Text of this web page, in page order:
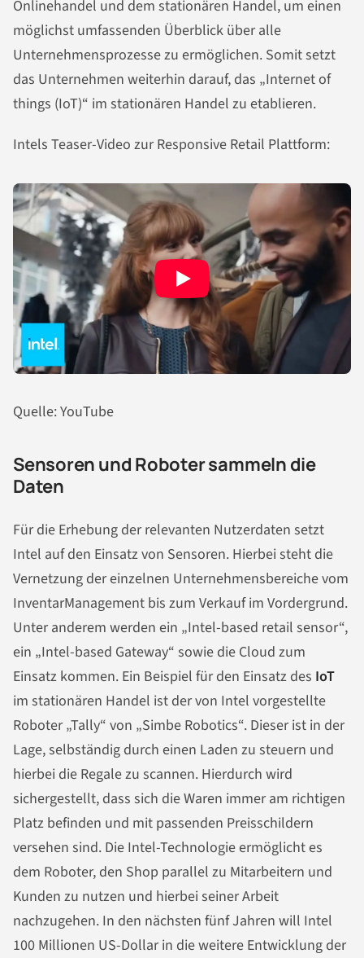
Onlinehandel und dem stationären Handel, um einen
möglichst umfassenden Überblick über alle
Unternehmensprozesse zu ermöglichen. Somit setzt
das Unternehmen weiterhin darauf, das „Internet of
things (IoT)“ im stationären Handel zu etablieren.
Intels Teaser-Video zur Responsive Retail Plattform:
Quelle: YouTube
Sensoren und Roboter sammeln die
Daten
Für die Erhebung der relevanten Nutzerdaten setzt
Intel auf den Einsatz von Sensoren. Hierbei steht die
Vernetzung der einzelnen Unternehmensbereiche vom
InventarManagement bis zum Verkauf im Vordergrund.
Unter anderem werden ein „Intel-based retail sensor“,
ein „Intel-based Gateway“ sowie die Cloud zum
Einsatz kommen. Ein Beispiel für den Einsatz des IoT
im stationären Handel ist der von Intel vorgestellte
Roboter „Tally“ von „Simbe Robotics“. Dieser ist in der
Lage, selbständig durch einen Laden zu steuern und
hierbei die Regale zu scannen. Hierdurch wird
sichergestellt, dass sich die Waren immer am richtigen
Platz befinden und mit passenden Preisschildern
versehen sind. Die Intel-Technologie ermöglicht es
dem Roboter, den Shop parallel zu Mitarbeitern und
Kunden zu nutzen und hierbei seiner Arbeit
nachzugehen. In den nächsten fünf Jahren will Intel
100 Millionen US-Dollar in die weitere Entwicklung der